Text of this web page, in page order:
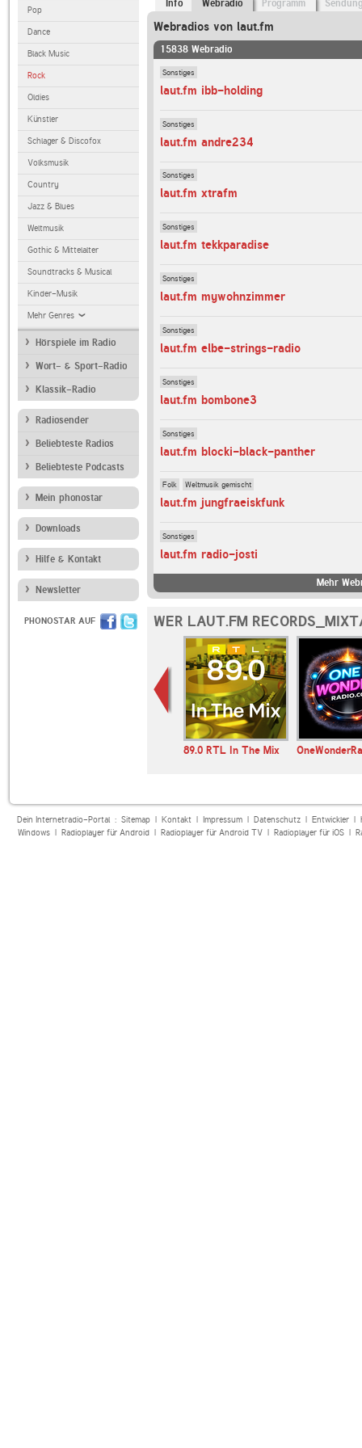
Pop
Dance
Black Music
Rock
Oldies
Künstler
Schlager & Discofox
Volksmusik
Country
Jazz & Blues
Weltmusik
Gothic & Mittelalter
Soundtracks & Musical
Kinder-Musik
Mehr Genres
Hörspiele im Radio
Wort- & Sport-Radio
Klassik-Radio
Radiosender
Beliebteste Radios
Beliebteste Podcasts
Mein phonostar
Downloads
Hilfe & Kontakt
Newsletter
PHONOSTAR AUF
Info Webradio Programm
Webradios von laut.fm
15838 Webradio
Sonstiges
laut.fm ibb-holding
Sonstiges
laut.fm andre234
Sonstiges
laut.fm xtrafm
Sonstiges
laut.fm tekkparadise
Sonstiges
laut.fm mywohnzimmer
Sonstiges
laut.fm elbe-strings-radio
Sonstiges
laut.fm bombone3
Sonstiges
laut.fm blocki-black-panther
Folk Weltmusik gemischt
laut.fm jungfraeiskfunk
Sonstiges
laut.fm radio-josti
Mehr
WER LAUT.FM
89.0 RTL In The Mix
Dein Internetradio-Portal : Sitemap| Kontakt| Impressum| Datenschutz| Entwickler|
Windows| Radioplayer für Android| Radioplayer für Android TV| Radioplayer für iOS|